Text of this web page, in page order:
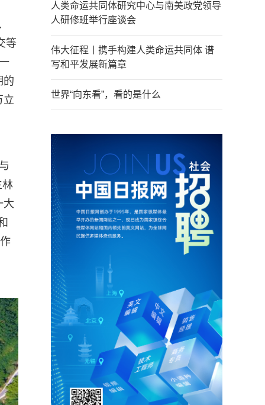
等
的
立
林
大
人类命运共同体研究中心与南美政党领导
人研修班举行座谈会
伟大征程丨携手构建人类命运共同体 谱
写和平发展新篇章
世界“向东看”，看的是什么